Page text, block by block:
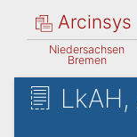
Arcinsys
Niedersachsen
Bremen